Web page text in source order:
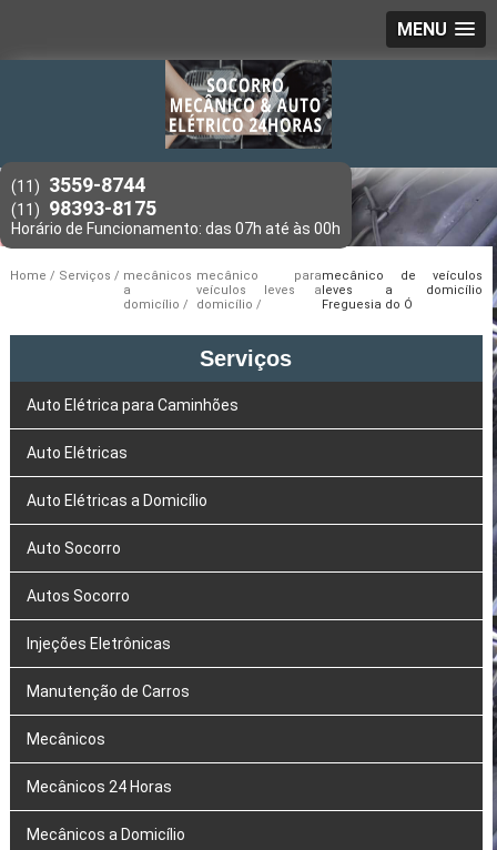
MENU
(11) 3559-8744
(11) 98393-8175
Home Serviços
mecânicos
a
domicílio
mecânico para
veículos leves a
domicílio
mecânico de veículos
leves a domicílio
Freguesia do Ó
Serviços
Auto Elétrica para Caminhões
Auto Elétricas
Auto Elétricas a Domicílio
Auto Socorro
Autos Socorro
Injeções Eletrônicas
Manutenção de Carros
Mecânicos
Mecânicos 24 Horas
Mecânicos a Domicílio